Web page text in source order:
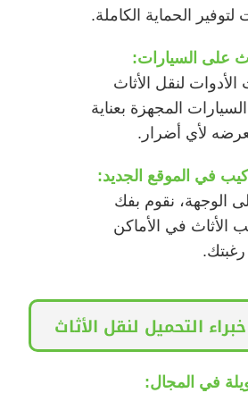
الحماية الكاملة.
لنقل الأثاث
المجهزة بعناية
لأي أضرار.
الوجهة، نقوم بفك
الأثاث في الأماكن
التحميل لنقل الأثاث